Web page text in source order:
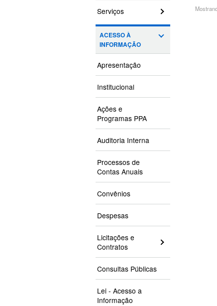
Serviços
ACESSO À
INFORMAÇÃO
Apresentação
Institucional
Ações e
Programas PPA
Auditoria Interna
Processos de
Contas Anuais
Convênios
Despesas
Licitações e
Contratos
Consultas Públicas
Lei - Acesso a
Informação